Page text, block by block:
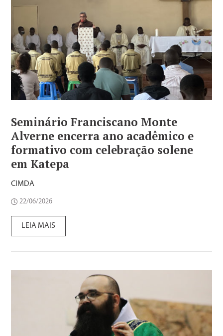
Seminário Franciscano Monte
Alverne encerra ano acadêmico e
formativo com celebração solene
em Katepa
CIMDA
22/06/2026
LEIA MAIS